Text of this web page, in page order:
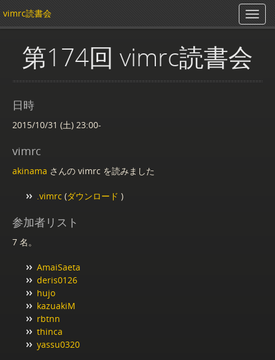
vimrc読書会
第174回 vimrc読書会
日時
2015/10/31 (土) 23:00-
vimrc
akinama さんの vimrc を読みました
.vimrc (ダウンロード )
参加者リスト
7 名。
AmaiSaeta
deris0126
hujo
kazuakiM
rbtnn
thinca
yassu0320